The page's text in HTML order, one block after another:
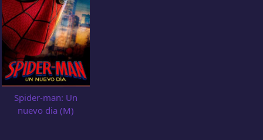
Spider-man: Un
nuevo dia (M)